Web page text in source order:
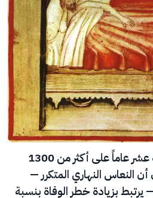
في دراسة استمرت تسعة عشر عاماً على أكثر من 1300
النهاري المتكرر —
يرتبط بزيادة خطر الوفاة بنسبة